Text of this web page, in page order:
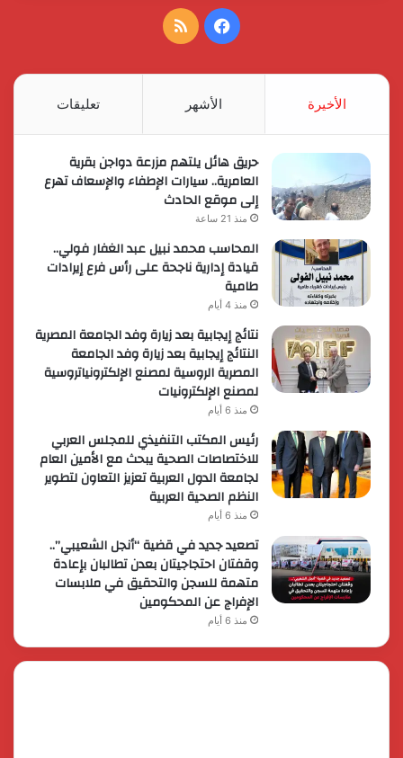
فيسبوكملخص
الأخيرة الأشهر تعليقات
حريق هائل يلتهم مزرعة دواجن بقرية
العامرية.. سيارات الإطفاء والإسعاف تهرع
إلى موقع الحادث
منذ 21 ساعة
المحاسب محمد نبيل عبد الغفار فولي..
قيادة إدارية ناجحة على رأس فرع إيرادات
طامية
منذ 4 أيام
نتائج إيجابية بعد زيارة وفد الجامعة المصرية
النتائج إيجابية بعد زيارة وفد الجامعة
المصرية الروسية لمصنع الإلكترونياتروسية
لمصنع الإلكترونيات
منذ 6 أيام
رئيس المكتب التنفيذي للمجلس العربي
للاختصاصات الصحية يبحث مع الأمين العام
لجامعة الدول العربية تعزيز التعاون لتطوير
النظم الصحية العربية
منذ 6 أيام
تصعيد جديد في قضية “أنجل الشعيبي”..
وقفتان احتجاجيتان بعدن تطالبان بإعادة
متهمة للسجن والتحقيق في ملابسات
الإفراج عن المحكومين
منذ 6 أيام